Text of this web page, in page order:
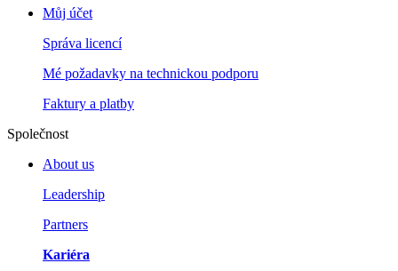
Můj účet
Správa licencí
Mé požadavky na technickou podporu
Faktury a platby
Společnost
About us
Leadership
Partners
Kariéra